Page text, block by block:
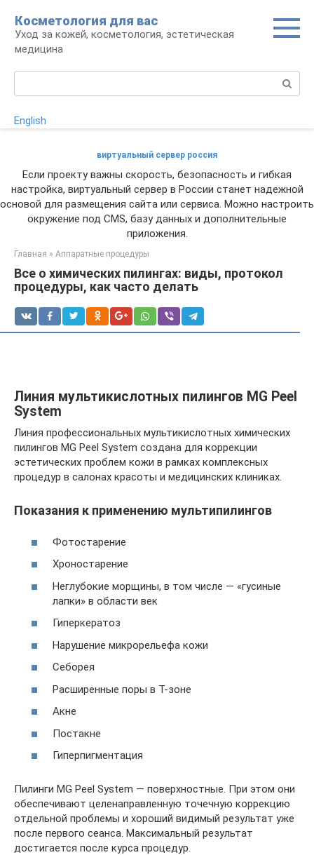
контенту
Косметология для вас
Уход за кожей, косметология, эстетическая
медицина
English
виртуальный сервер россия
Если проекту важны скорость, безопасность и гибкая
настройка, виртуальный сервер в России станет надежной
основой для размещения сайта или сервиса. Можно настроить
окружение под CMS, базу данных и дополнительные
приложения.
Главная » Аппаратные процедуры
Все о химических пилингах: виды, протокол
процедуры, как часто делать
Линия мультикислотных пилингов MG Peel
System
Линия профессиональных мультикислотных химических
пилингов MG Peel System создана для коррекции
эстетических проблем кожи в рамках комплексных
процедур в салонах красоты и медицинских клиниках.
Показания к применению мультипилингов
Фотостарение
Хроностарение
Неглубокие морщины, в том числе — «гусиные
лапки» в области век
Гиперкератоз
Нарушение микрорельефа кожи
Себорея
Расширенные поры в Т-зоне
Акне
Постакне
Гиперпигментация
Пилинги MG Peel System — поверхностные. При этом они
обеспечивают целенаправленную точечную коррекцию
отдельной проблемы и хороший видимый результат уже
после первого сеанса. Максимальный результат
достигается после курса процедур.